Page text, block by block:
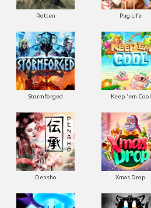
Rotten Pug Life
Stormforged Keep 'em Cool
Densho Xmas Drop